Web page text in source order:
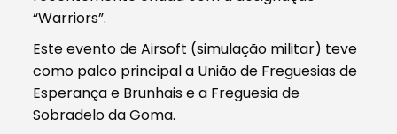
“Warriors”.
Este evento de Airsoft (simulação militar) teve
como palco principal a União de Freguesias de
Esperança e Brunhais e a Freguesia de
Sobradelo da Goma.